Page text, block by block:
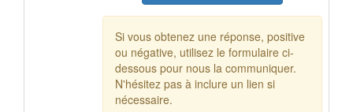
Si vous obtenez une réponse, positive
ou négative, utilisez le formulaire ci-
dessous pour nous la communiquer.
N'hésitez pas à inclure un lien si
nécessaire.